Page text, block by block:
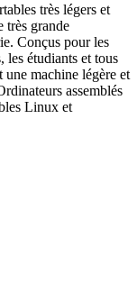
très légers et
très grande
Conçus pour les
les étudiants et tous
machine légère et
assemblés
Linux et